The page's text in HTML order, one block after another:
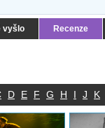
vyšlo Recenze
D E F G H I J K